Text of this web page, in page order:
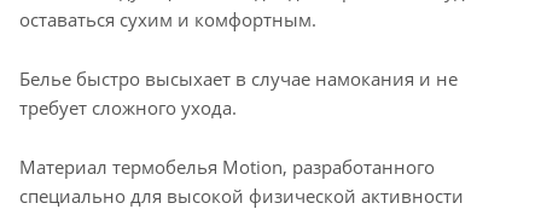
оставаться сухим и комфортным.
Белье быстро высыхает в случае намокания и не
требует сложного ухода.
Материал термобелья Motion, разработанного
специально для высокой физической активности